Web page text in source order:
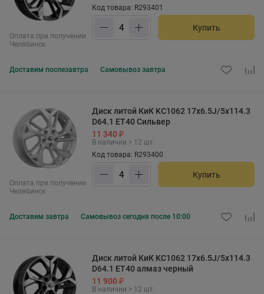
Оплата при получении
Челябинск
Код товара: R293401
Купить
Доставим послезавтра Самовывоз завтра
Оплата при получении
Челябинск
Диск литой КиК KC1062 17x6.5J/5x114.3
D64.1 ET40 Сильвер
11 340 ₽
В наличии > 12 шт.
Код товара: R293400
Купить
Доставим завтра Самовывоз сегодня после 10:00
Диск литой КиК KC1062 17x6.5J/5x114.3
D64.1 ET40 алмаз черный
11 900 ₽
В наличии > 12 шт.